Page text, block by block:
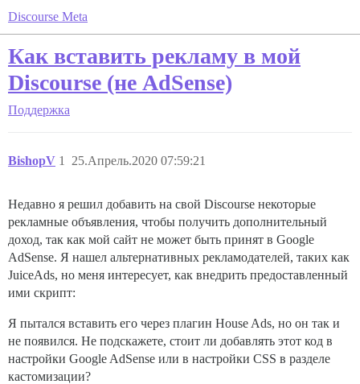
Discourse Meta
Как вставить рекламу в мой
Discourse (не AdSense)
Поддержка
BishopV 25.Апрель.2020 07:59:21
1
Недавно я решил добавить на свой Discourse некоторые
рекламные объявления, чтобы получить дополнительный
доход, так как мой сайт не может быть принят в Google
AdSense. Я нашел альтернативных рекламодателей, таких как
JuiceAds, но меня интересует, как внедрить предоставленный
ими скрипт:
Я пытался вставить его через плагин House Ads, но он так и
не появился. Не подскажете, стоит ли добавлять этот код в
настройки Google AdSense или в настройки CSS в разделе
кастомизации?